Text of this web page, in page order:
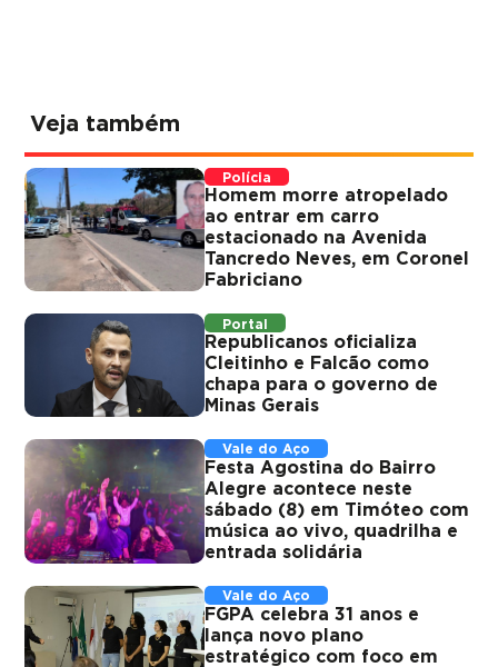
Veja também
Polícia
Homem morre atropelado
ao entrar em carro
estacionado na Avenida
Tancredo Neves, em Coronel
Fabriciano
Portal
Republicanos oficializa
Cleitinho e Falcão como
chapa para o governo de
Minas Gerais
Vale do Aço
Festa Agostina do Bairro
Alegre acontece neste
sábado (8) em Timóteo com
música ao vivo, quadrilha e
entrada solidária
Vale do Aço
FGPA celebra 31 anos e
lança novo plano
estratégico com foco em